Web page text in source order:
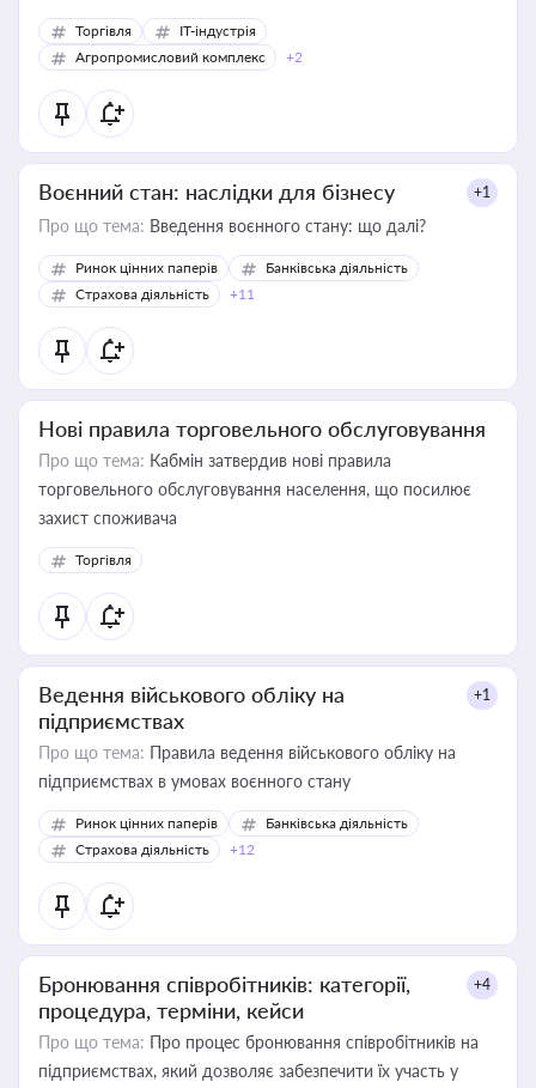
Торгівля
IT-індустрія
Агропромисловий комплекс
+2
Воєнний стан: наслідки для бізнесу +1
Про що тема: Введення воєнного стану: що далі?
Ринок цінних паперів
Банківська діяльність
Страхова діяльність
+11
Нові правила торговельного обслуговування
Про що тема: Кабмін затвердив нові правила
торговельного обслуговування населення, що посилює
захист споживача
Торгівля
Ведення військового обліку на
підприємствах
+1
Про що тема: Правила ведення військового обліку на
підприємствах в умовах воєнного стану
Ринок цінних паперів
Банківська діяльність
Страхова діяльність
+12
Бронювання співробітників: категорії,
процедура, терміни, кейси
+4
Про що тема: Про процес бронювання співробітників на
підприємствах, який дозволяє забезпечити їх участь у